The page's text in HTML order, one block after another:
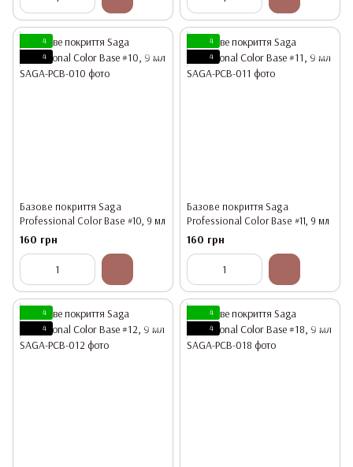
4
4
Базове покриття Saga
Professional Color Base #10, 9 мл
160 грн
4
4
Базове покриття Saga
Professional Color Base #11, 9 мл
160 грн
4
4
4
4